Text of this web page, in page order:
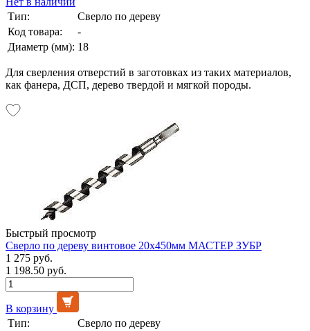
Тип:
Сверло по дереву
Код товара:
-
Диаметр (мм): 18
Для сверления отверстий в заготовках из таких материалов,
как фанера, ДСП, дерево твердой и мягкой породы.
Быстрый просмотр
Сверло по дереву винтовое 20х450мм МАСТЕР ЗУБР
1 275 руб.
1 198.50 руб.
В корзину
Тип:
Сверло по дереву